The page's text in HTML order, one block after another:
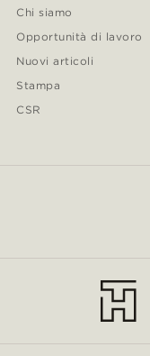
Chi siamo
Opportunità di lavoro
Nuovi articoli
Stampa
CSR